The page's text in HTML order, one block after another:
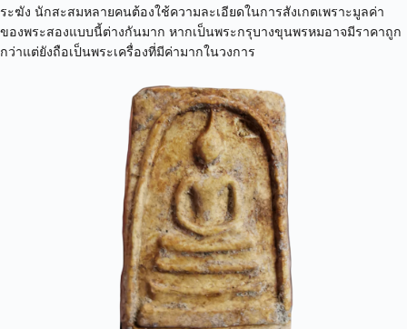
ระฆัง นักสะสมหลายคนต้องใช้ความละเอียดในการสังเกตเพราะมูลค่า
ของพระสองแบบนี้ต่างกันมาก หากเป็นพระกรุบางขุนพรหมอาจมีราคาถูก
กว่าแต่ยังถือเป็นพระเครื่องที่มีค่ามากในวงการ